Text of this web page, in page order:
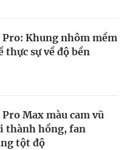
Pro: Khung nhôm mềm
thực sự về độ bền
Max màu cam vũ
thành hồng, fan
tột độ